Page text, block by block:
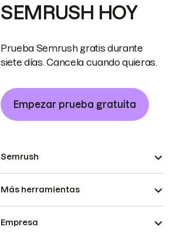
SEMRUSH HOY
Prueba Semrush gratis durante
siete días. Cancela cuando quieras.
Empezar prueba gratuita
Semrush
Más herramientas
Empresa